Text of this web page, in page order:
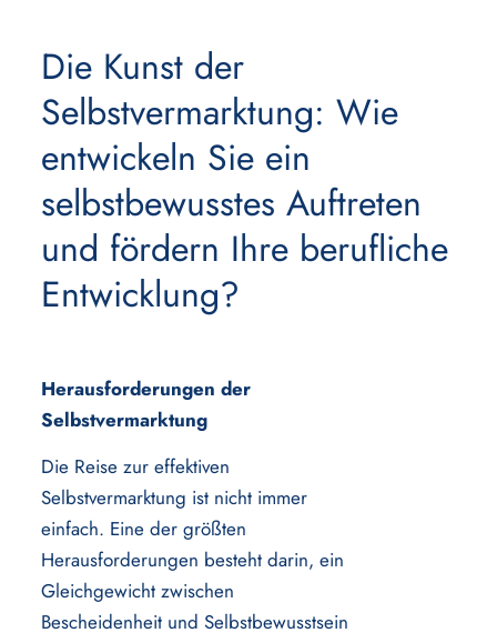
Die Kunst der
Selbstvermarktung: Wie
entwickeln Sie ein
selbstbewusstes Auftreten
und fördern Ihre berufliche
Entwicklung?
Herausforderungen der
Selbstvermarktung
Die Reise zur effektiven
Selbstvermarktung ist nicht immer
einfach. Eine der größten
Herausforderungen besteht darin, ein
Gleichgewicht zwischen
Bescheidenheit und Selbstbewusstsein